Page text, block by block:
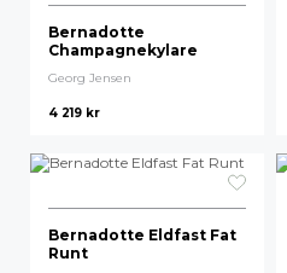
Bernadotte
Champagnekylare
Georg Jensen
4 219 kr
Bernadotte Eldfast Fat
Runt